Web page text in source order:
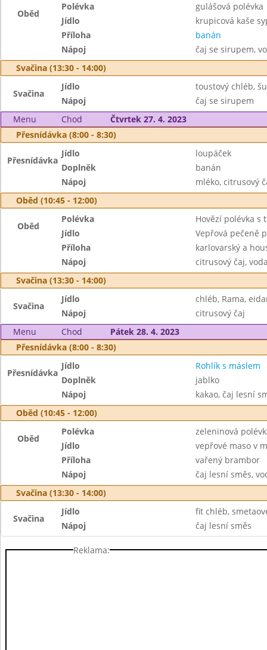
Oběd
Polévka
gulášová polévka
Jídlo
krupicová kaše
Příloha
banán
Nápoj
čaj se sirupem,
Svačina (13:30 - 14:00)
Svačina
Jídlo
toustový chléb,
Nápoj
čaj se sirupem
Menu
Chod
Čtvrtek 27. 4. 2023
Přesnídávka (8:00 - 8:30)
Přesnídávka
Jídlo
loupáček
Doplněk
banán
Nápoj
mléko, citrusový
Oběd (10:45 - 12:00)
Oběd
Polévka
Hovězí polévka s
Jídlo
Vepřová pečeně
Příloha
karlovarský a
Nápoj
citrusový čaj,
Svačina (13:30 - 14:00)
Svačina
Jídlo
chléb, Rama,
Nápoj
citrusový čaj
Menu
Chod
Pátek 28. 4. 2023
Přesnídávka (8:00 - 8:30)
Přesnídávka
Jídlo
Rohlík s máslem
Doplněk
jablko
Nápoj
kakao, čaj lesní
Oběd (10:45 - 12:00)
Oběd
Polévka
zeleninová
Jídlo
vepřové maso v
Příloha
vařený brambor
Nápoj
čaj lesní směs,
Svačina (13:30 - 14:00)
Svačina
Jídlo
fit chléb,
Nápoj
čaj lesní směs
Reklama: